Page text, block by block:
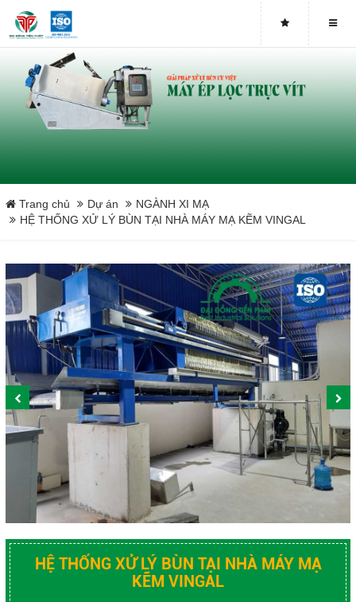
NGÀNH SẢN XUẤT Ô TÔ - XE MÁY
NGÀNH DỆT MAY - DỆT NHUỘM
XỬ LÝ CHẤT THẢI IN ẤN
NGÀNH SẢN XUẤT HÓA CHẤT
NGÀNH PHÂN BÓN
NGÀNH SẮT THÉP - KIM LOẠI
NGÀNH SẢN XUẤT BAO BÌ
NGÀNH GỐM XỨ
SẢN XUẤT NHỰA
NGÀNH GIẤY - BỘT GIẤY
NGÀNH Y TẾ - DƯỢC PHẨM
NGÀNH NGHỀ KHÁC
Close
Trang chủ Dự án
NGÀNH XI MẠ
HỆ THỐNG XỬ LÝ BÙN TẠI NHÀ MÁY MẠ KẼM VINGAL
HỆ THỐNG XỬ LÝ BÙN TẠI NHÀ MÁY MẠ
KẼM VINGAL